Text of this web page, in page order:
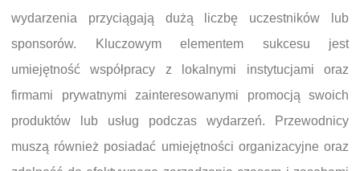
wydarzenia przyciągają dużą liczbę uczestników lub
sponsorów. Kluczowym elementem sukcesu jest
umiejętność współpracy z lokalnymi instytucjami oraz
firmami prywatnymi zainteresowanymi promocją swoich
produktów lub usług podczas wydarzeń. Przewodnicy
muszą również posiadać umiejętności organizacyjne oraz